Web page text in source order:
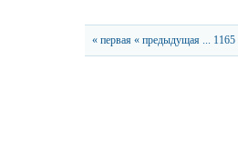
« первая « предыдущая ... 1165